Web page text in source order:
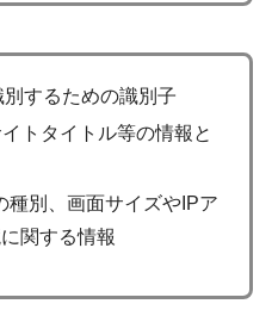
するための識別子
トタイトル等の情報と
種別、画面サイズやIPア
関する情報